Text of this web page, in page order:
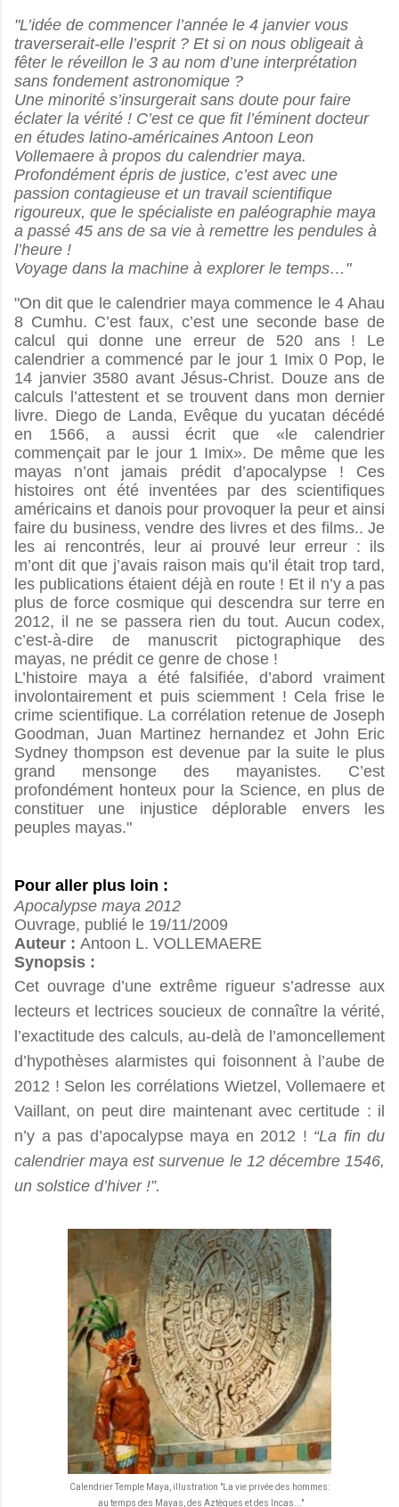
"L’idée de commencer l’année le 4 janvier vous
traverserait-elle l’esprit ? Et si on nous obligeait à
fêter le réveillon le 3 au nom d’une interprétation
sans fondement astronomique ?
Une minorité s’insurgerait sans doute pour faire
éclater la vérité ! C’est ce que fit l’éminent docteur
en études latino-américaines Antoon Leon
Vollemaere à propos du calendrier maya.
Profondément épris de justice, c’est avec une
passion contagieuse et un travail scientifique
rigoureux, que le spécialiste en paléographie maya
a passé 45 ans de sa vie à remettre les pendules à
l’heure !
Voyage dans la machine à explorer le temps…"
"On dit que le calendrier maya commence le 4 Ahau
8 Cumhu. C’est faux, c’est une seconde base de
calcul qui donne une erreur de 520 ans ! Le
calendrier a commencé par le jour 1 Imix 0 Pop, le
14 janvier 3580 avant Jésus-Christ. Douze ans de
calculs l’attestent et se trouvent dans mon dernier
livre. Diego de Landa, Evêque du yucatan décédé
en 1566, a aussi écrit que «le calendrier
commençait par le jour 1 Imix». De même que les
mayas n’ont jamais prédit d’apocalypse ! Ces
histoires ont été inventées par des scientifiques
américains et danois pour provoquer la peur et ainsi
faire du business, vendre des livres et des films.. Je
les ai rencontrés, leur ai prouvé leur erreur : ils
m’ont dit que j’avais raison mais qu’il était trop tard,
les publications étaient déjà en route ! Et il n’y a pas
plus de force cosmique qui descendra sur terre en
2012, il ne se passera rien du tout. Aucun codex,
c’est-à-dire de manuscrit pictographique des
mayas, ne prédit ce genre de chose !
L’histoire maya a été falsifiée, d’abord vraiment
involontairement et puis sciemment ! Cela frise le
crime scientifique. La corrélation retenue de Joseph
Goodman, Juan Martinez hernandez et John Eric
Sydney thompson est devenue par la suite le plus
grand mensonge des mayanistes. C’est
profondément honteux pour la Science, en plus de
constituer une injustice déplorable envers les
peuples mayas."
Pour aller plus loin :
Apocalypse maya 2012
Ouvrage, publié le 19/11/2009
Auteur : Antoon L. VOLLEMAERE
Synopsis :
Cet ouvrage d’une extrême rigueur s’adresse aux
lecteurs et lectrices soucieux de connaître la vérité,
l’exactitude des calculs, au-delà de l’amoncellement
d’hypothèses alarmistes qui foisonnent à l’aube de
2012 ! Selon les corrélations Wietzel, Vollemaere et
Vaillant, on peut dire maintenant avec certitude : il
n’y a pas d’apocalypse maya en 2012 ! “La fin du
calendrier maya est survenue le 12 décembre 1546,
un solstice d’hiver !”.
Calendrier Temple Maya, illustration "La vie privée des hommes:
au temps des Mayas, des Aztèques et des Incas..."